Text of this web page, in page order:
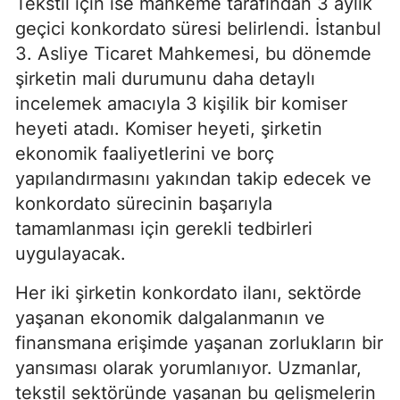
geçici konkordato süresi belirlendi. İstanbul
3. Asliye Ticaret Mahkemesi, bu dönemde
şirketin mali durumunu daha detaylı
incelemek amacıyla 3 kişilik bir komiser
heyeti atadı. Komiser heyeti, şirketin
ekonomik faaliyetlerini ve borç
yapılandırmasını yakından takip edecek ve
konkordato sürecinin başarıyla
tamamlanması için gerekli tedbirleri
uygulayacak.
Her iki şirketin konkordato ilanı, sektörde
yaşanan ekonomik dalgalanmanın ve
finansmana erişimde yaşanan zorlukların bir
yansıması olarak yorumlanıyor. Uzmanlar,
tekstil sektöründe yaşanan bu gelişmelerin